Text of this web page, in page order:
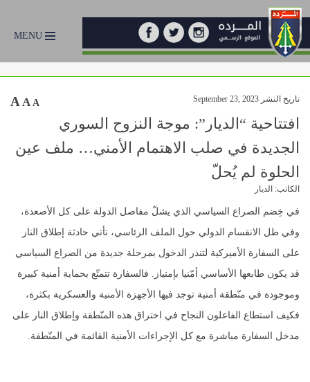
MENU
تاريخ النشر September 23, 2023 A A A
افتتاحية “الديار”: موجة النزوح السوري
الجديدة في صلب الاهتمام الأمني… ملف عين
الحلوة لم يُحلّ
الكاتب: الديار
في خِضم الصراع السياسي الذي يشلّ مفاصل الدولة على كل الأصعدة،
وفي ظل الانقسام الدولي حول الملف الرئاسي، تأتي حادثة إطلاق النار
على السفارة الأميركية لتنذر الدخول بمرحلة جديدة من الصراع السياسي
قد يكون طابعها الأساسي أمّنيا بإمتياز. فالسفارة تتمتّع بحماية أمنية كبيرة
وموجودة في منّطقة أمنية توجد فيها الأجهزة الأمنية والعسكرية بكثرة،
فكيف استطاع الفاعلون النجاح في اختراق هذه المنّطقة وإطلاق النار على
مدخل السفارة مباشرة مع كل الإجراءات الأمنية القائمة في المنّطقة.